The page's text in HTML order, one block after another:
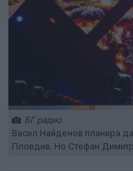
БГ радио
Васил Найденов планира
Пловдив. Но Стефан